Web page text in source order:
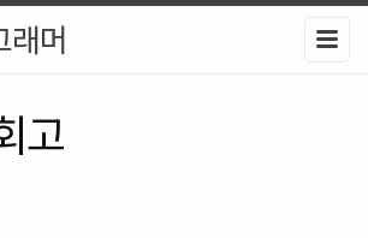
래머
고